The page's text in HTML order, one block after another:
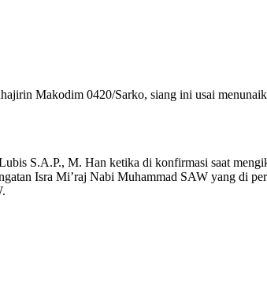
Makodim 0420/Sarko, siang ini usai
S.A.P., M. Han ketika di konfirmasi saat
Isra Mi’raj Nabi Muhammad SAW yang di